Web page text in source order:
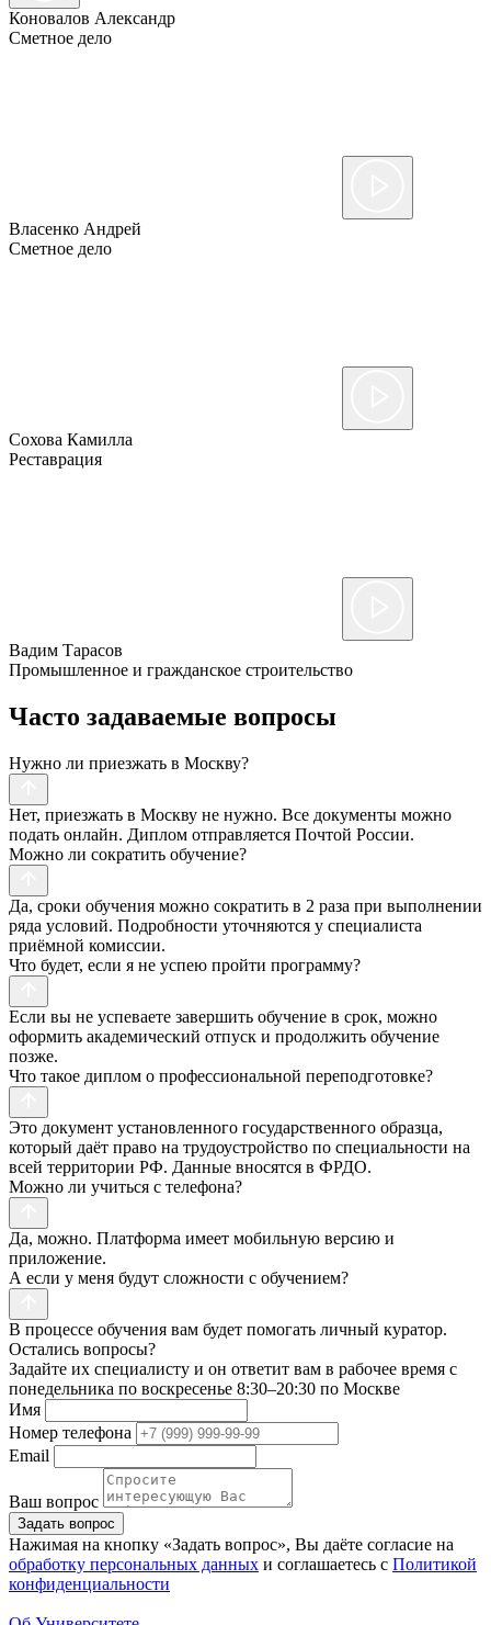
Коновалов Александр
Сметное дело
Власенко Андрей
Сметное дело
Сохова Камилла
Реставрация
Вадим Тарасов
Промышленное и гражданское строительство
Часто задаваемые вопросы
Нужно ли приезжать в Москву?
Нет, приезжать в Москву не нужно. Все документы можно
подать онлайн. Диплом отправляется Почтой России.
Можно ли сократить обучение?
Да, сроки обучения можно сократить в 2 раза при выполнении
ряда условий. Подробности уточняются у специалиста
приёмной комиссии.
Что будет, если я не успею пройти программу?
Если вы не успеваете завершить обучение в срок, можно
оформить академический отпуск и продолжить обучение
позже.
Что такое диплом о профессиональной переподготовке?
Это документ установленного государственного образца,
который даёт право на трудоустройство по специальности на
всей территории РФ. Данные вносятся в ФРДО.
Можно ли учиться с телефона?
Да, можно. Платформа имеет мобильную версию и
приложение.
А если у меня будут сложности с обучением?
В процессе обучения вам будет помогать личный куратор.
Остались вопросы?
Задайте их специалисту и он ответит вам в рабочее время с
понедельника по воскресенье 8:30–20:30 по Москве
Имя
Номер телефона
Email
Ваш вопрос
Задать вопрос
Нажимая на кнопку «Задать вопрос», Вы даёте согласие на
обработку персональных данных и соглашаетесь с Политикой
конфиденциальности